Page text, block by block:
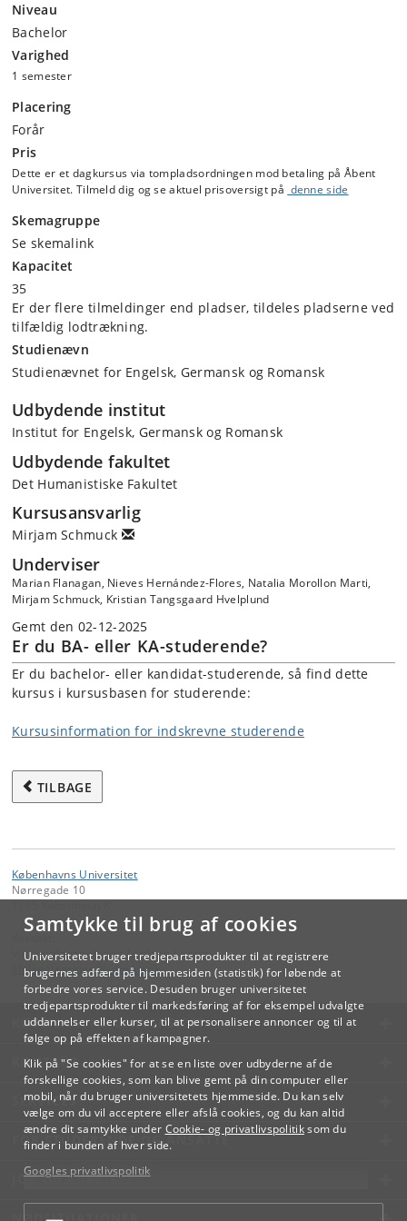
Samtykke til brug af cookies
Universitetet bruger tredjepartsprodukter til at registrere
brugernes adfærd på hjemmesiden (statistik) for løbende at
forbedre vores service. Desuden bruger universitetet
tredjepartsprodukter til markedsføring af for eksempel udvalgte
uddannelser eller kurser, til at personalisere annoncer og til at
følge op på effekten af kampagner.
Klik på "Se cookies" for at se en liste over udbyderne af de
forskellige cookies, som kan blive gemt på din computer eller
mobil, når du bruger universitetets hjemmeside. Du kan selv
vælge om du vil acceptere eller afslå cookies, og du kan altid
ændre dit samtykke under Cookie- og privatlivspolitiksom du
finder i bunden af hver side.
Googles privatlivspolitik
Niveau
Bachelor
Varighed
1 semester
Placering
Forår
Pris
Dette er et dagkursus via tompladsordningen mod betaling på Åbent
Universitet. Tilmeld dig og se aktuel prisoversigt på denne side
Skemagruppe
Se skemalink
Kapacitet
35
Er der flere tilmeldinger end pladser, tildeles pladserne ved
tilfældig lodtrækning.
Studienævn
Studienævnet for Engelsk, Germansk og Romansk
Udbydende institut
Institut for Engelsk, Germansk og Romansk
Udbydende fakultet
Det Humanistiske Fakultet
Kursusansvarlig
Mirjam Schmuck
Underviser
Marian Flanagan, Nieves Hernández-Flores, Natalia Morollon Marti,
Mirjam Schmuck, Kristian Tangsgaard Hvelplund
Gemt den 02-12-2025
Er du BA- eller KA-studerende?
Er du bachelor- eller kandidat-studerende, så find dette
kursus i kursusbasen for studerende:
Kursusinformation for indskrevne studerende
TILBAGE
Københavns Universitet
Nørregade 10
Videreuddannelse og Livslang Læring
lifelonglearning@adm.ku.dk
KØBENHAVNS UNIVERSITET
KONTAKT
SERVICES
FOR STUDERENDE OG ANSATTE
JOB OG KARRIERE